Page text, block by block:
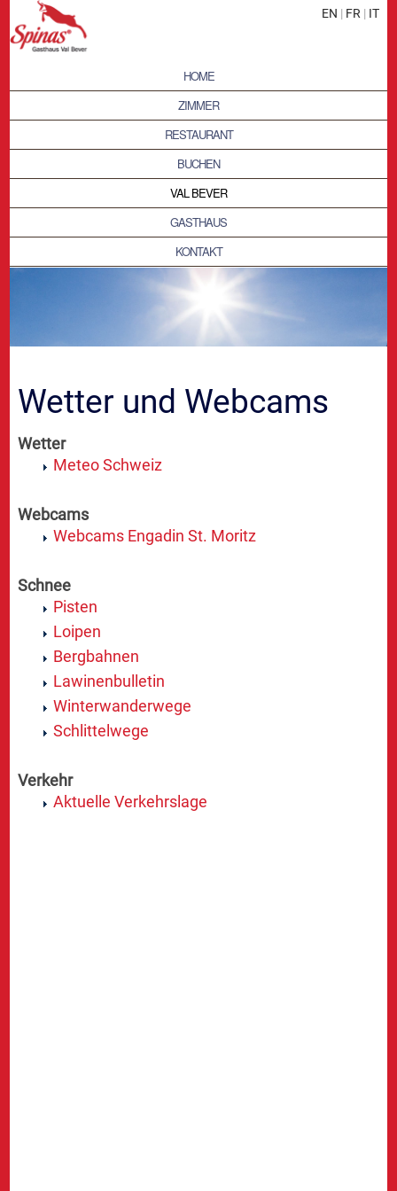
EN | FR | IT
HOME
ZIMMER
RESTAURANT
BUCHEN
VAL BEVER
GASTHAUS
KONTAKT
Wetter und Webcams
Wetter
Meteo Schweiz
Webcams
Webcams Engadin St. Moritz
Schnee
Pisten
Loipen
Bergbahnen
Lawinenbulletin
Winterwanderwege
Schlittelwege
Verkehr
Aktuelle Verkehrslage